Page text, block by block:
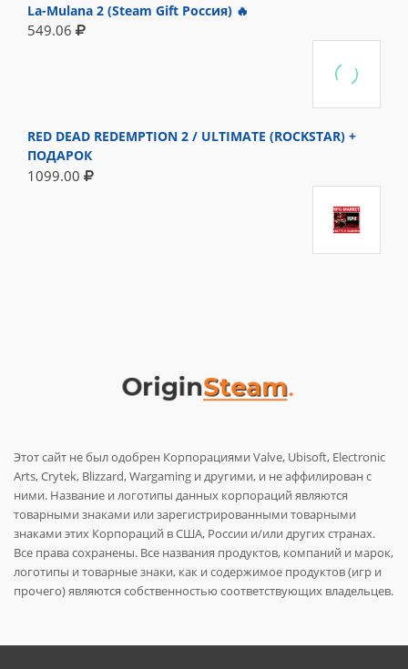
La-Mulana 2 (Steam Gift Россия) 🔥
549.06
RED DEAD REDEMPTION 2 / ULTIMATE (ROCKSTAR) +
ПОДАРОК
1099.00
Этот сайт не был одобрен Корпорациями Valve, Ubisoft, Electronic
Arts, Crytek, Blizzard, Wargaming и другими, и не аффилирован с
ними. Название и логотипы данных корпораций являются
товарными знаками или зарегистрированными товарными
знаками этих Корпораций в США, России и/или других странах.
Все права сохранены. Все названия продуктов, компаний и марок,
логотипы и товарные знаки, как и содержимое продуктов (игр и
прочего) являются собственностью соответствующих владельцев.